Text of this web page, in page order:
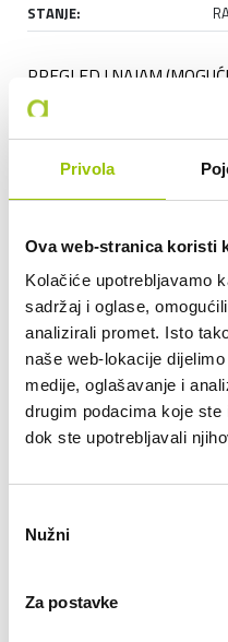
Privola
Ova web-stranica koristi
Kolačiće upotrebljavamo
sadržaj i oglase,
analizirali promet. Isto
naše web-lokacije
medije, oglašavanje i
drugim podacima koje
dok ste upotrebljavali
pristanka
Nužni
Za postavke
STANJE:
PREGLED I NAJAM
DOGOVORU. PRODAJA
Zanima li Vas
Datum preuzimanja vozila:
Željeni rok najma (12 do
Planirana mjesečna
do 800 km
do 4.000 km